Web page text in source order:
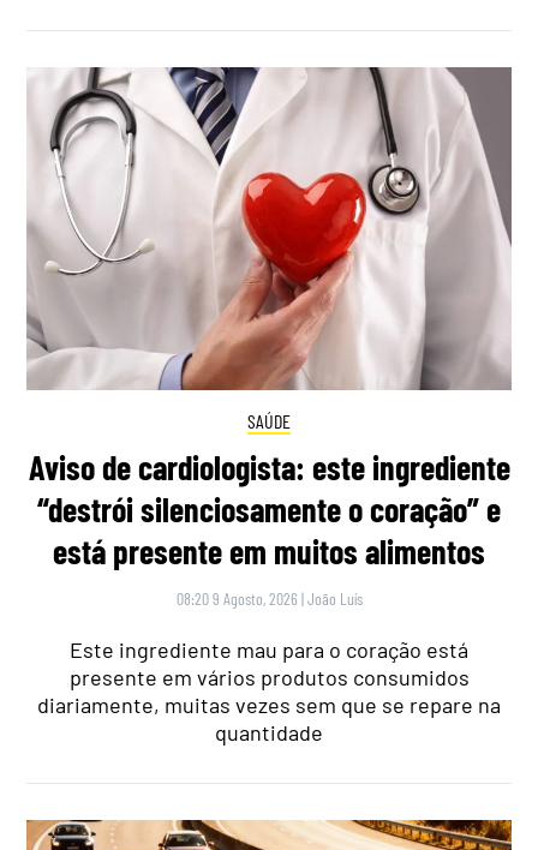
SAÚDE
Aviso de cardiologista: este ingrediente
“destrói silenciosamente o coração” e
está presente em muitos alimentos
08:20 9 Agosto, 2026 |João Luís
Este ingrediente mau para o coração está
presente em vários produtos consumidos
diariamente, muitas vezes sem que se repare na
quantidade